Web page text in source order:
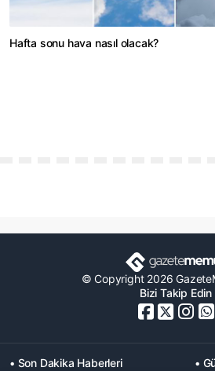
Hafta sonu hava nasıl olacak?
© Copyright 2026
Bizi Takip Edin
• Son Dakika Haberleri •